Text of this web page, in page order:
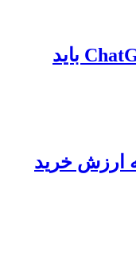
دیپ سیک چیست و چرا ChatGPT باید
میان‌رده ۲۰۲۵ که ارزش خرید